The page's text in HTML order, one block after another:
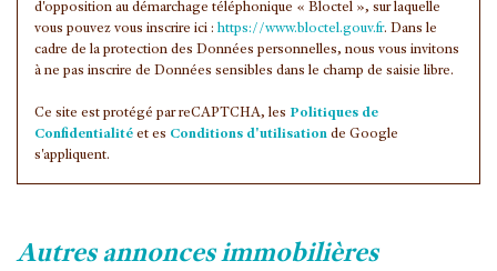
d'opposition au démarchage téléphonique « Bloctel », sur laquelle
vous pouvez vous inscrire ici : https://www.bloctel.gouv.fr. Dans le
cadre de la protection des Données personnelles, nous vous invitons
à ne pas inscrire de Données sensibles dans le champ de saisie libre.
Ce site est protégé par reCAPTCHA, les Politiques de
Confidentialité et es Conditions d'utilisation de Google
s'appliquent.
autres annonces immobilières